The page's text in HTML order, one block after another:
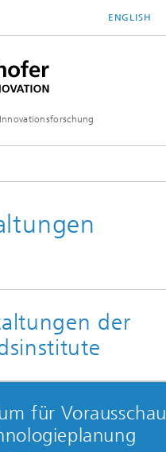
ENGLISH
der
für Vorausschau